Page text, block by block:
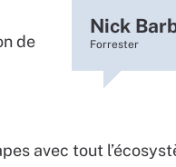
Nick
Forrester
de
avec tout